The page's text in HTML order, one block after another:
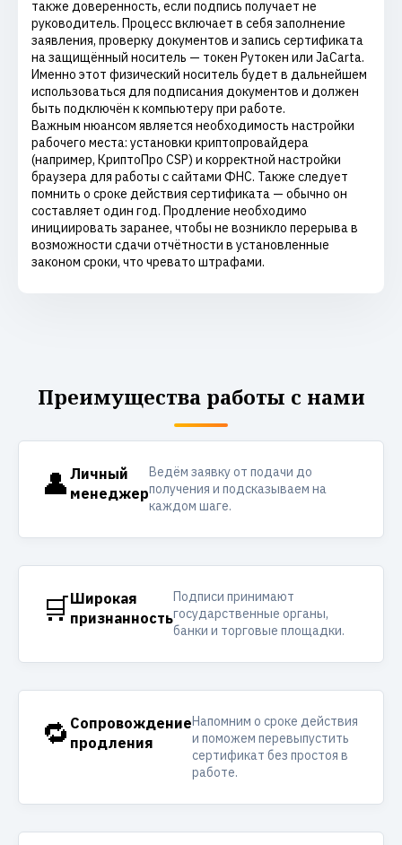
также доверенность, если подпись получает не
руководитель. Процесс включает в себя заполнение
заявления, проверку документов и запись сертификата
на защищённый носитель — токен Рутокен или JaCarta.
Именно этот физический носитель будет в дальнейшем
использоваться для подписания документов и должен
быть подключён к компьютеру при работе.
Важным нюансом является необходимость настройки
рабочего места: установки криптопровайдера
(например, КриптоПро CSP) и корректной настройки
браузера для работы с сайтами ФНС. Также следует
помнить о сроке действия сертификата — обычно он
составляет один год. Продление необходимо
инициировать заранее, чтобы не возникло перерыва в
возможности сдачи отчётности в установленные
законом сроки, что чревато штрафами.
Преимущества работы с нами
👤 Личный
менеджер
Ведём заявку от подачи до
получения и подсказываем на
каждом шаге.
🛒Широкая
признанность
Подписи принимают
государственные органы,
банки и торговые площадки.
🔁 Сопровождение
продления
Напомним о сроке действия
и поможем перевыпустить
сертификат без простоя в
работе.